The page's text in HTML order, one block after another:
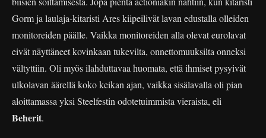
Gorm ja laulaja-kitaristi Ares kiipeilivät lavan edustalla olleiden
monitoreiden päälle. Vaikka monitoreiden alla olevat eurolavat
eivät näyttäneet kovinkaan tukevilta, onnettomuuksilta onneksi
vältyttiin. Oli myös ilahduttavaa huomata, että ihmiset pysyivät
ulkolavan äärellä koko keikan ajan, vaikka sisälavalla oli pian
aloittamassa yksi Steelfestin odotetuimmista vieraista, eli
Beherit.